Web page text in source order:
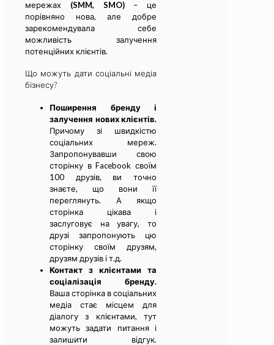
мережах (SMM, SMO)– це
порівняно нова, але добре
зарекомендувала себе
можливість залучення
потенційних клієнтів.
Що можуть дати соціальні медіа
бізнесу?
Поширення бренду і
залучення нових клієнтів.
Причому зі швидкістю
соціальних мереж.
Запропонувавши свою
сторінку в Facebook своїм
100 друзів, ви точно
знаєте, що вони її
переглянуть. А якщо
сторінка цікава і
заслуговує на увагу, то
друзі запропонують цю
сторінку своїм друзям,
друзям друзів і т.д.
Контакт з клієнтами та
соціалізація бренду.
Ваша сторінка в соціальних
медіа стає місцем для
діалогу з клієнтами, тут
можуть задати питання і
залишити відгук.